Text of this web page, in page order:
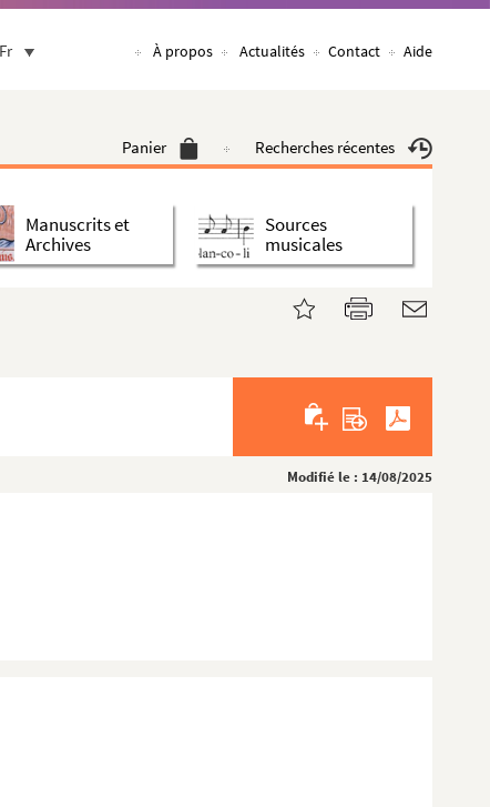
À propos Actualités Contact Aide
Panier Recherches récentes
Manuscrits et
Archives
Sources
musicales
Modifié le : 14/08/2025